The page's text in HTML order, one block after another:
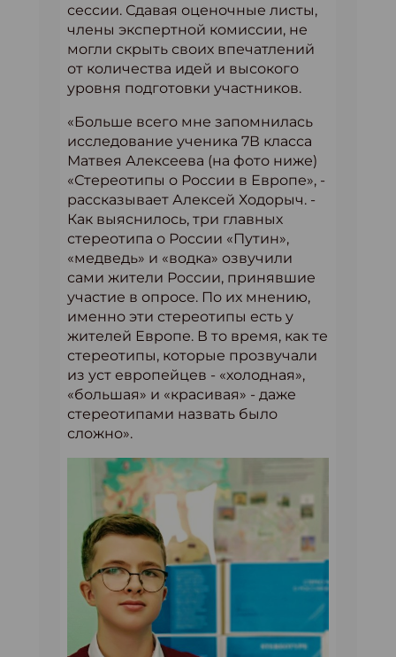
сессии. Сдавая оценочные листы,
члены экспертной комиссии, не
могли скрыть своих впечатлений
от количества идей и высокого
уровня подготовки участников.
«Больше всего мне запомнилась
исследование ученика 7В класса
Матвея Алексеева (на фото ниже)
«Стереотипы о России в Европе», -
рассказывает Алексей Ходорыч. -
Как выяснилось, три главных
стереотипа о России «Путин»,
«медведь» и «водка» озвучили
сами жители России, принявшие
участие в опросе. По их мнению,
именно эти стереотипы есть у
жителей Европе. В то время, как те
стереотипы, которые прозвучали
из уст европейцев - «холодная»,
«большая» и «красивая» - даже
стереотипами назвать было
сложно».